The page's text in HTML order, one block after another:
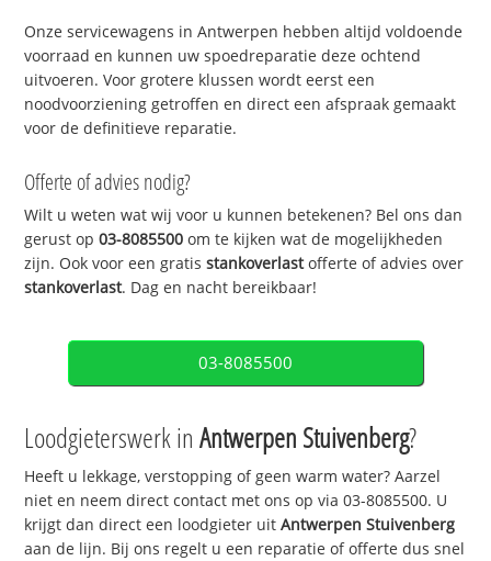
Onze servicewagens in Antwerpen hebben altijd voldoende
voorraad en kunnen uw spoedreparatie deze ochtend
uitvoeren. Voor grotere klussen wordt eerst een
noodvoorziening getroffen en direct een afspraak gemaakt
voor de definitieve reparatie.
Offerte of advies nodig?
Wilt u weten wat wij voor u kunnen betekenen? Bel ons dan
gerust op03-8085500 om te kijken wat de mogelijkheden
zijn. Ook voor een gratisstankoverlastofferte of advies over
stankoverlast. Dag en nacht bereikbaar!
03-8085500
Loodgieterswerk inAntwerpen Stuivenberg?
Heeft u lekkage, verstopping of geen warm water? Aarzel
niet en neem direct contact met ons op via 03-8085500. U
krijgt dan direct een loodgieter uitAntwerpen Stuivenberg
aan de lijn. Bij ons regelt u een reparatie of offerte dus snel